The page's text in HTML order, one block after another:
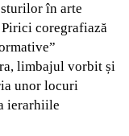
în arte
coregrafiază
limbajul vorbit și
unor locuri
ierarhiile